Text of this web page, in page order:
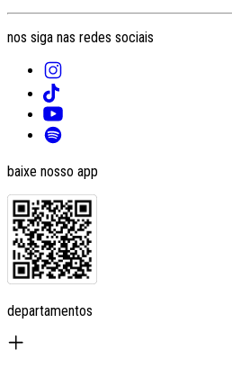
nos siga nas redes sociais
baixe nosso app
departamentos